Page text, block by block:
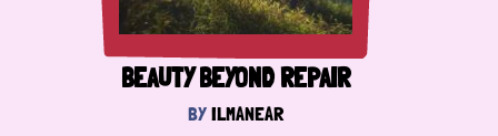
BEAUTY BEYOND REPAIR
BYILMANEAR